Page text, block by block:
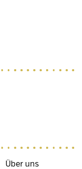
Über uns